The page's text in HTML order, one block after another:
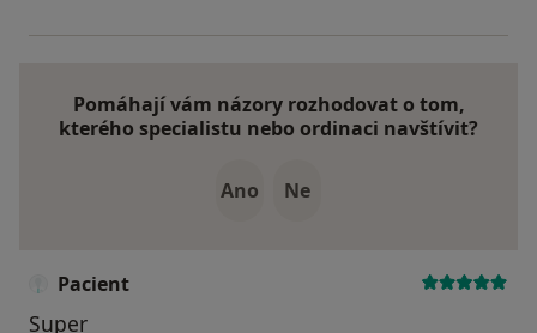
Pomáhají vám názory rozhodovat o tom,
kterého specialistu nebo ordinaci navštívit?
Ano Ne
Pacient
Super